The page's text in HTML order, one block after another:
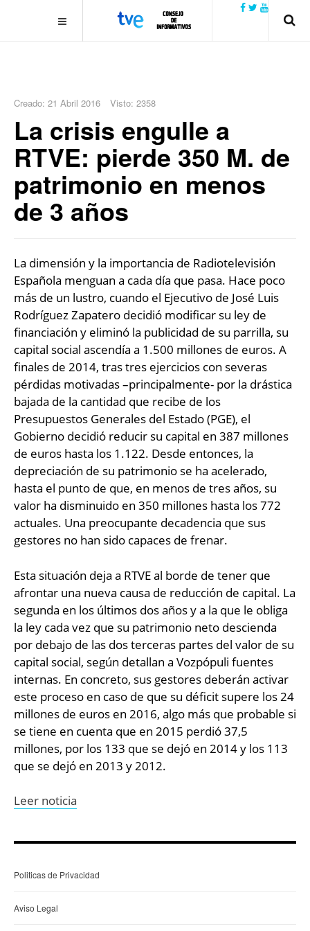
.plain-style .box-contact.box-bg { background: #0445b9
url('../../images/contact.png') 0 0 no-repeat; color: #eaeaea; padding:
Creado: 21 Abril 2016 Visto: 2358
La crisis engulle a
RTVE: pierde 350 M. de
patrimonio en menos
de 3 años
La dimensión y la importancia de Radiotelevisión
Española menguan a cada día que pasa. Hace poco
más de un lustro, cuando el Ejecutivo de José Luis
Rodríguez Zapatero decidió modificar su ley de
financiación y eliminó la publicidad de su parrilla, su
capital social ascendía a 1.500 millones de euros. A
finales de 2014, tras tres ejercicios con severas
pérdidas motivadas –principalmente- por la drástica
bajada de la cantidad que recibe de los
Presupuestos Generales del Estado (PGE), el
Gobierno decidió reducir su capital en 387 millones
de euros hasta los 1.122. Desde entonces, la
depreciación de su patrimonio se ha acelerado,
hasta el punto de que, en menos de tres años, su
valor ha disminuido en 350 millones hasta los 772
actuales. Una preocupante decadencia que sus
gestores no han sido capaces de frenar.
Esta situación deja a RTVE al borde de tener que
afrontar una nueva causa de reducción de capital. La
segunda en los últimos dos años y a la que le obliga
la ley cada vez que su patrimonio neto descienda
por debajo de las dos terceras partes del valor de su
capital social, según detallan a Vozpópuli fuentes
internas. En concreto, sus gestores deberán activar
este proceso en caso de que su déficit supere los 24
millones de euros en 2016, algo más que probable si
se tiene en cuenta que en 2015 perdió 37,5
millones, por los 133 que se dejó en 2014 y los 113
que se dejó en 2013 y 2012.
Leer noticia
Politicas de Privacidad
Aviso Legal